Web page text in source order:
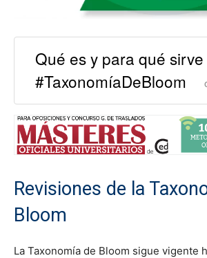
Qué es y para qué sirve
#TaxonomíaDeBloom
Revisiones de la
Bloom
La Taxonomía de Bloom sigue vigente